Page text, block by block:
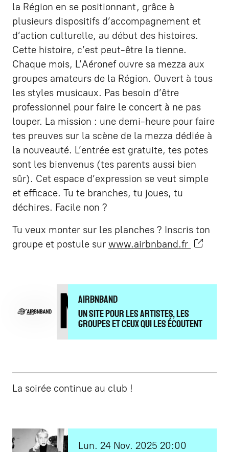
la Région en se positionnant, grâce à
plusieurs dispositifs d’accompagnement et
d’action culturelle, au début des histoires.
Cette histoire, c’est peut-être la tienne.
Chaque mois, L’Aéronef ouvre sa mezza aux
groupes amateurs de la Région. Ouvert à tous
les styles musicaux. Pas besoin d’être
professionnel pour faire le concert à ne pas
louper. La mission : une demi-heure pour faire
tes preuves sur la scène de la mezza dédiée à
la nouveauté. L’entrée est gratuite, tes potes
sont les bienvenus (tes parents aussi bien
sûr). Cet espace d’expression se veut simple
et efficace. Tu te branches, tu joues, tu
déchires. Facile non ?
Tu veux monter sur les planches ? Inscris ton
groupe et postule sur www.airbnband.fr
Airbnband
Un site pour les artistes, les
groupes et ceux qui les écoutent
La soirée continue au club !
lundi
Lun. 24 novembre
Nov. 2025 20:00